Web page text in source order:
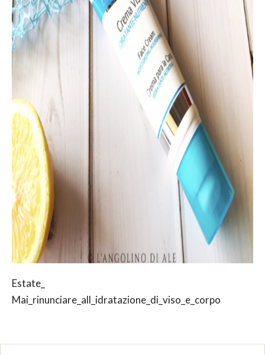
Estate_
Mai_rinunciare_all_idratazione_di_viso_e_corpo